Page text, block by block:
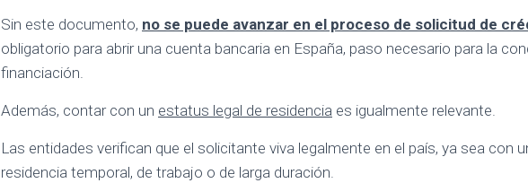
Sin este documento, no se puede avanzar en el proceso de solicitud de
obligatorio para abrir una cuenta bancaria en España, paso necesario para la
financiación.
Además, contar con un estatus legal de residencia es igualmente relevante.
Las entidades verifican que el solicitante viva legalmente en el país, ya sea con
residencia temporal, de trabajo o de larga duración.